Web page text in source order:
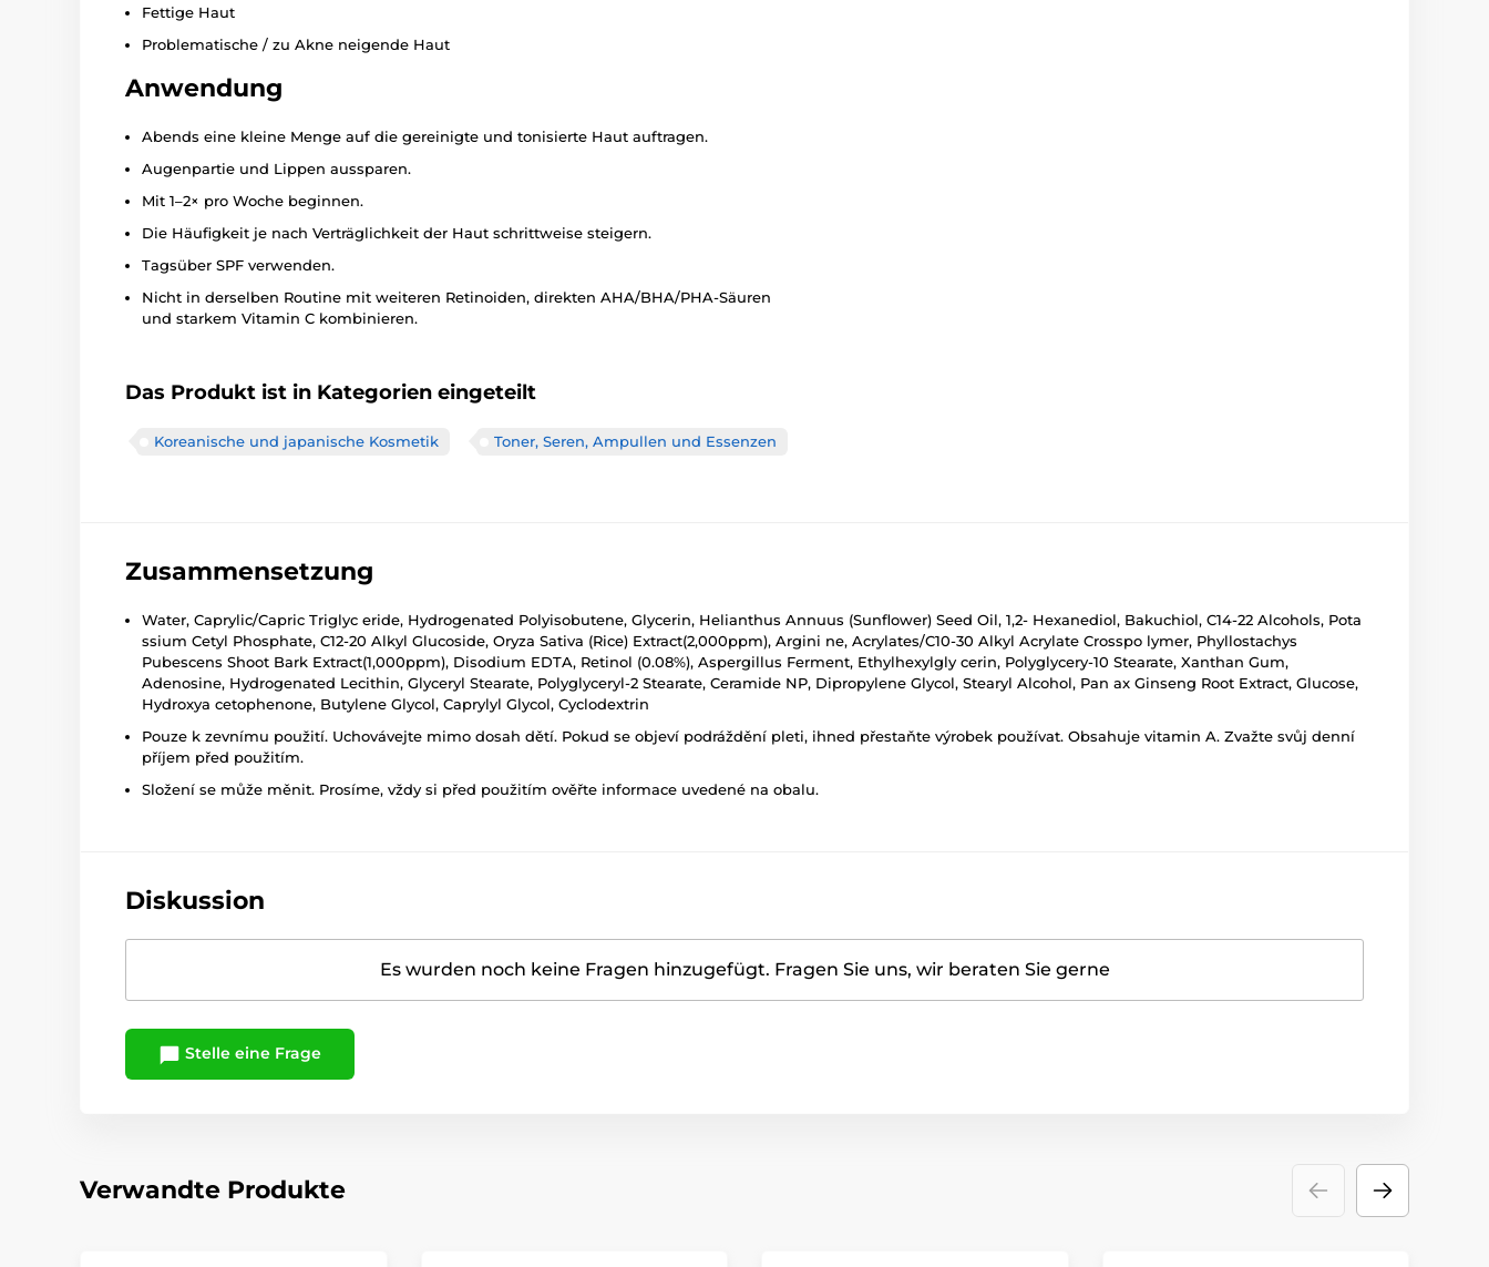
Fettige Haut
Problematische / zu Akne neigende Haut
Anwendung
Abends eine kleine Menge auf die gereinigte und tonisierte Haut auftragen.
Augenpartie und Lippen aussparen.
Mit 1–2× pro Woche beginnen.
Die Häufigkeit je nach Verträglichkeit der Haut schrittweise steigern.
Tagsüber SPF verwenden.
Nicht in derselben Routine mit weiteren Retinoiden, direkten AHA/BHA/PHA-Säuren
und starkem Vitamin C kombinieren.
Das Produkt ist in Kategorien eingeteilt
Koreanische und japanische Kosmetik Toner, Seren, Ampullen und Essenzen
Zusammensetzung
Water, Caprylic/Capric Triglyc eride, Hydrogenated Polyisobutene, Glycerin, Helianthus Annuus (Sunflower) Seed Oil, 1,2- Hexanediol, Bakuchiol, C14-22 Alcohols, Pota
ssium Cetyl Phosphate, C12-20 Alkyl Glucoside, Oryza Sativa (Rice) Extract(2,000ppm), Argini ne, Acrylates/C10-30 Alkyl Acrylate Crosspo lymer, Phyllostachys
Pubescens Shoot Bark Extract(1,000ppm), Disodium EDTA, Retinol (0.08%), Aspergillus Ferment, Ethylhexylgly cerin, Polyglycery-10 Stearate, Xanthan Gum,
Adenosine, Hydrogenated Lecithin, Glyceryl Stearate, Polyglyceryl-2 Stearate, Ceramide NP, Dipropylene Glycol, Stearyl Alcohol, Pan ax Ginseng Root Extract, Glucose,
Hydroxya cetophenone, Butylene Glycol, Caprylyl Glycol, Cyclodextrin
Pouze k zevnímu použití. Uchovávejte mimo dosah dětí. Pokud se objeví podráždění pleti, ihned přestaňte výrobek používat. Obsahuje vitamin A. Zvažte svůj denní
příjem před použitím.
Složení se může měnit. Prosíme, vždy si před použitím ověřte informace uvedené na obalu.
Diskussion
Es wurden noch keine Fragen hinzugefügt. Fragen Sie uns, wir beraten Sie gerne
Stelle eine Frage
Verwandte Produkte